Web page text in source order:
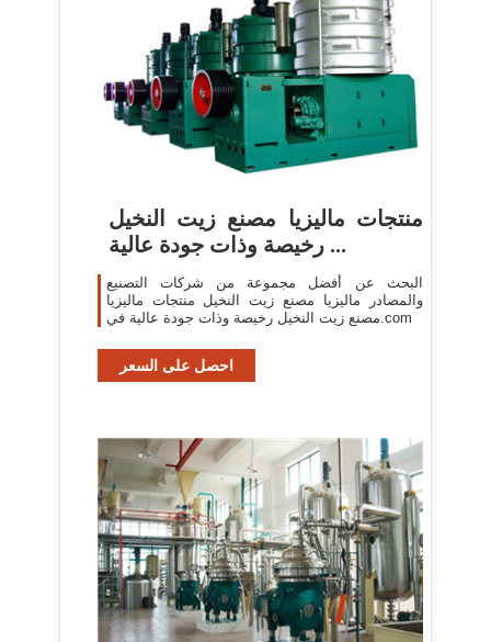
منتجات ماليزيا مصنع زيت النخيل
رخيصة وذات جودة عالية ...
البحث عن أفضل مجموعة من شركات التصنيع
والمصادر ماليزيا مصنع زيت النخيل منتجات ماليزيا
مصنع زيت النخيل رخيصة وذات جودة عالية في.com
احصل على السعر